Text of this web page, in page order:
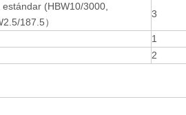
(HBW10/3000,
187.5）
3
1
2